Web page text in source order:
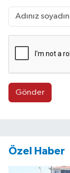
Gönder
Özel Haber